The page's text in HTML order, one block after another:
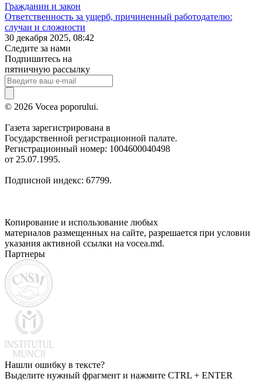
Гражданин и закон
Ответственность за ущерб, причиненный работодателю:
случаи и сложности
30 декабря 2025, 08:42
Следите за нами
Подпишитесь на
пятничную рассылку
© 2026 Vocea poporului.
Газета зарегистрирована в
Государственной регистрационной палате.
Регистрационный номер: 1004600040498
от 25.07.1995.
Подписной индекс: 67799.
Копирование и использование любых
материалов размещенных на сайте, разрешается при условии
указания активной ссылки на vocea.md.
Партнеры
Нашли ошибку в тексте?
Выделите нужный фрагмент и нажмите CTRL + ENTER